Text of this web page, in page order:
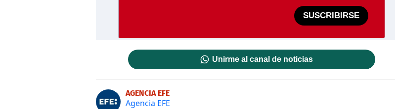
SUSCRIBIRSE
Unirme al canal de noticias
AGENCIA EFE
Agencia EFE